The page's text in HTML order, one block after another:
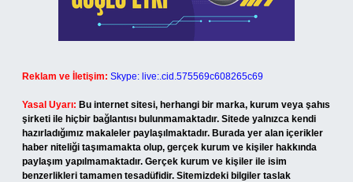
Reklam ve İletişim: Skype: live:.cid.575569c608265c69
Yasal Uyarı: Bu internet sitesi, herhangi bir marka, kurum veya şahıs
şirketi ile hiçbir bağlantısı bulunmamaktadır. Sitede yalnızca kendi
hazırladığımız makaleler paylaşılmaktadır. Burada yer alan içerikler
haber niteliği taşımamakta olup, gerçek kurum ve kişiler hakkında
paylaşım yapılmamaktadır. Gerçek kurum ve kişiler ile isim
benzerlikleri tamamen tesadüfidir. Sitemizdeki bilgiler taslak